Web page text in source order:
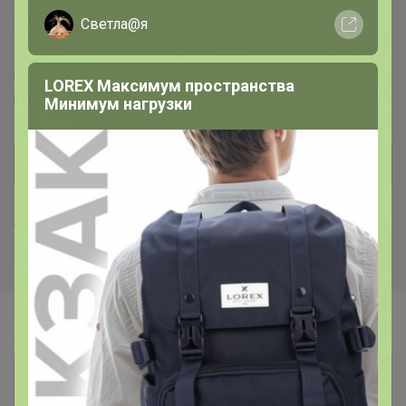
PROGRESS™
Sangh Micio™
TEXTURA™
ZAIN™
Puzzle Time™
Collorista™
Хиты продаж
Информация о заказах доступна
лишь членам клуба
Светла@я
LOREX Максимум пространства
Минимум нагрузки